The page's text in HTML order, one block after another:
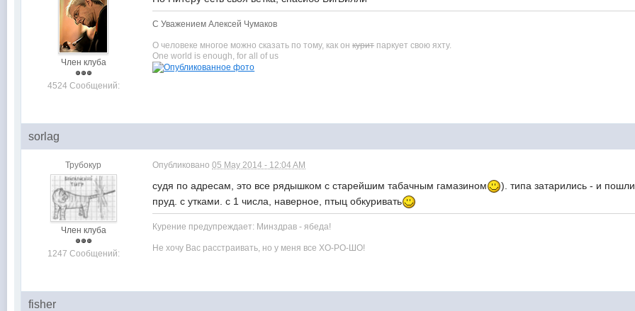
Член клуба
4524 Сообщений:
С Уважением Алексей Чумаков
О человеке многое можно сказать по тому, как онкурит паркует свою яхту.
One world is enough, for all of us
sorlag
Трубокур
Член клуба
1247 Сообщений:
Опубликовано05 May 2014 - 12:04 AM
судя по адресам, это все рядышком с старейшим табачным гамазином
). типа затарились - и
пруд. с утками. с 1 числа, наверное, птыц обкуривать
Курение предупреждает: Минздрав - ябеда!
Не хочу Вас расстраивать, но у меня все ХО-РО-ШО!
fisher